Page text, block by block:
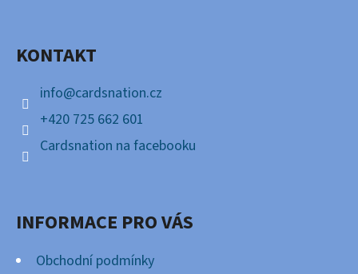
KONTAKT
info@cardsnation.cz
+420 725 662 601
Cardsnation na facebooku
INFORMACE PRO VÁS
Obchodní podmínky